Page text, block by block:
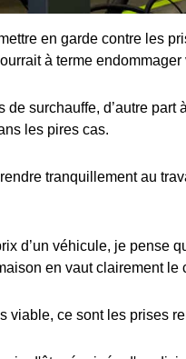
en garde contre les
à terme endommager
de surchauffe, d’autre
les pires cas.
tranquillement au
d’un véhicule, je pense
en vaut clairement le
viable, ce sont les prises